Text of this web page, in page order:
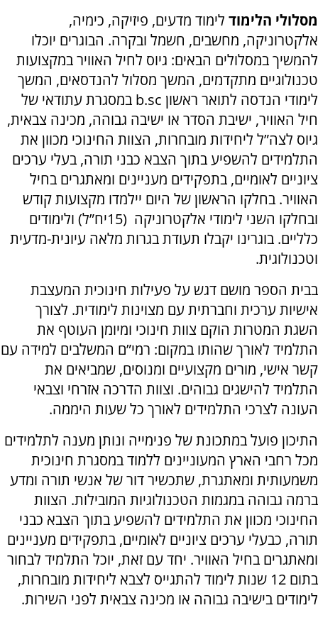
מסלולי הלימוד לימוד מדעים, פיזיקה, כימיה,
אלקטרוניקה, מחשבים, חשמל ובקרה. הבוגרים יוכלו
להמשיך במסלולים הבאים: גיוס לחיל האוויר במקצועות
טכנולוגיים מתקדמים, המשך מסלול להנדסאים, המשך
לימודי הנדסה לתואר ראשון b.sc במסגרת עתודאי של
חיל האוויר, ישיבת הסדר או ישיבה גבוהה, מכינה צבאית,
גיוס לצה”ל ליחידות מובחרות, הצוות החינוכי מכוון את
התלמידים להשפיע בתוך הצבא כבני תורה, בעלי ערכים
ציוניים לאומיים, בתפקידים מעניינים ומאתגרים בחיל
האוויר. בחלקו הראשון של היום יילמדו מקצועות קודש
ובחלקו השני לימודי אלקטרוניקה (15יח”ל) ולימודים
כלליים. בוגרינו יקבלו תעודת בגרות מלאה עיונית-מדעית
וטכנולוגית.
בבית הספר מושם דגש על פעילות חינוכית המעצבת
אישיות ערכית וחברתית עם מצוינות לימודית. לצורך
השגת המטרות הוקם צוות חינוכי ומיומן העוטף את
התלמיד לאורך שהותו במקום: רמי”ם המשלבים למידה עם
קשר אישי, מורים מקצועיים ומנוסים, שמביאים את
התלמיד להישגים גבוהים. וצוות הדרכה אזרחי וצבאי
העונה לצרכי התלמידים לאורך כל שעות היממה.
התיכון פועל במתכונת של פנימייה ונותן מענה לתלמידים
מכל רחבי הארץ המעוניינים ללמוד במסגרת חינוכית
משמעותית ומאתגרת, שתכשיר דור של אנשי תורה ומדע
ברמה גבוהה במגמות הטכנולוגיות המובילות. הצוות
החינוכי מכוון את התלמידים להשפיע בתוך הצבא כבני
תורה, כבעלי ערכים ציוניים לאומיים, בתפקידים מעניינים
ומאתגרים בחיל האוויר. יחד עם זאת, יוכל התלמיד לבחור
בתום 12 שנות לימוד להתגייס לצבא ליחידות מובחרות,
לימודים בישיבה גבוהה או מכינה צבאית לפני השירות.